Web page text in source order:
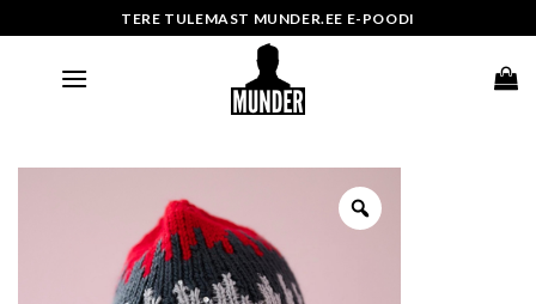
to
TERE TULEMAST MUNDER.EE E-POODI